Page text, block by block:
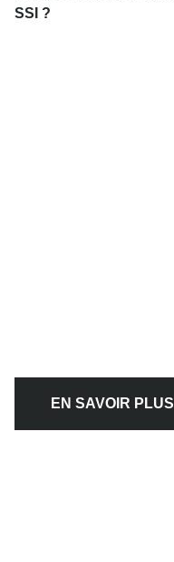
SSI ?
EN SAVOIR PLUS